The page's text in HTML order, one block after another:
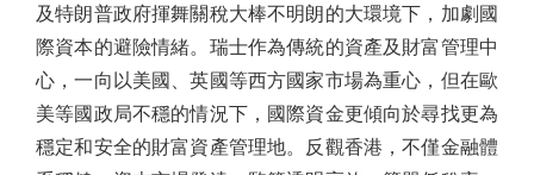
及特朗普政府揮舞關稅大棒不明朗的大環境下，加劇國
際資本的避險情緒。瑞士作為傳統的資產及財富管理中
心，一向以美國、英國等西方國家市場為重心，但在歐
美等國政局不穩的情況下，國際資金更傾向於尋找更為
穩定和安全的財富資產管理地。反觀香港，不僅金融體